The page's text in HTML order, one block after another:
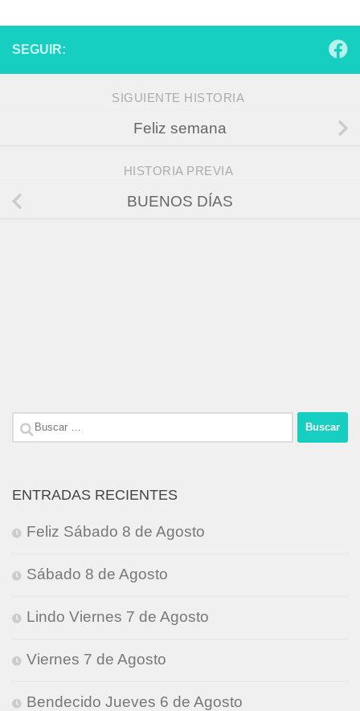
SEGUIR:
SIGUIENTE HISTORIA
Feliz semana
HISTORIA PREVIA
BUENOS DÍAS
Buscar:
ENTRADAS RECIENTES
Feliz Sábado 8 de Agosto
Sábado 8 de Agosto
Lindo Viernes 7 de Agosto
Viernes 7 de Agosto
Bendecido Jueves 6 de Agosto